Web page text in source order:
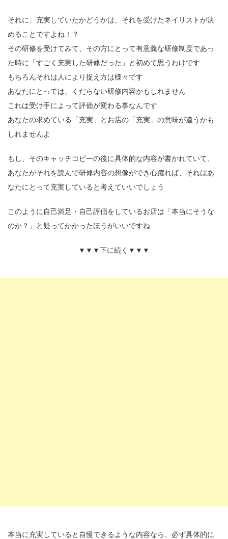
それに、充実していたかどうかは、それを受けたネイリストが決
めることですよね！？
その研修を受けてみて、その方にとって有意義な研修制度であっ
た時に「すごく充実した研修だった」と初めて思うわけです
もちろんそれは人により捉え方は様々です
あなたにとっては、くだらない研修内容かもしれません
これは受け手によって評価が変わる事なんです
あなたの求めている「充実」とお店の「充実」の意味が違うかも
しれませんよ
もし、そのキャッチコピーの後に具体的な内容が書かれていて、
あなたがそれを読んで研修内容の想像ができ心躍れば、それはあ
なたにとって充実していると考えていいでしょう
このように自己満足・自己評価をしているお店は「本当にそうな
のか？」と疑ってかかったほうがいいですね
▼▼▼下に続く▼▼▼
本当に充実していると自慢できるような内容なら、必ず具体的に